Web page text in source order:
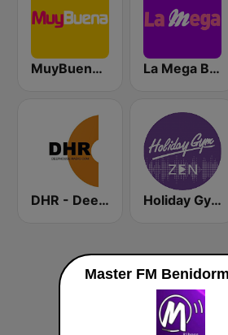
MuyBuena Altea La Mega Benidorm
DHR - Deep House Radio Holiday Gym Zen